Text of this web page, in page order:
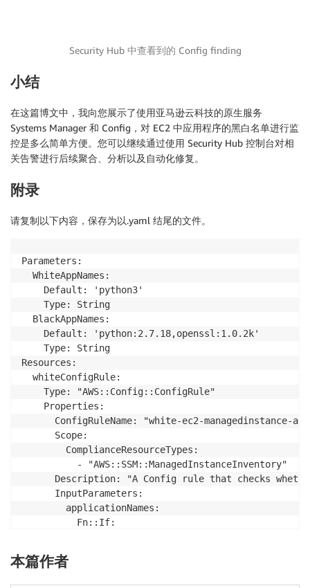
Security Hub 中查看到的 Config finding
小结
在这篇博文中，我向您展示了使用亚马逊云科技的原生服务
Systems Manager 和 Config，对 EC2 中应用程序的黑白名单进行监
控是多么简单方便。您可以继续通过使用 Security Hub 控制台对相
关告警进行后续聚合、分析以及自动化修复。
附录
请复制以下内容，保存为以.yaml 结尾的文件。
Parameters:
  WhiteAppNames:
    Default: 'python3'
    Type: String
  BlackAppNames:
    Default: 'python:2.7.18,openssl:1.0.2k'
    Type: String
Resources:
  whiteConfigRule:
    Type: "AWS::Config::ConfigRule"
    Properties:
ConfigRuleName: "white-ec2-managedinstance-
      Scope:
        ComplianceResourceTypes:
          - "AWS::SSM::ManagedInstanceInventory"
Description: "A Config rule that checks
      InputParameters:
        applicationNames:
          Fn::If:
          - Ref: WhiteAppNames
          - Ref: AWS::NoValue
本篇作者